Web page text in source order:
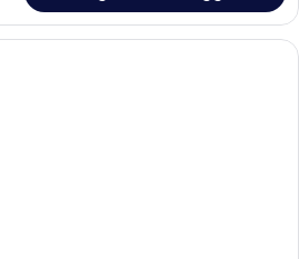
Deluxe Twin room | Meja kerja,